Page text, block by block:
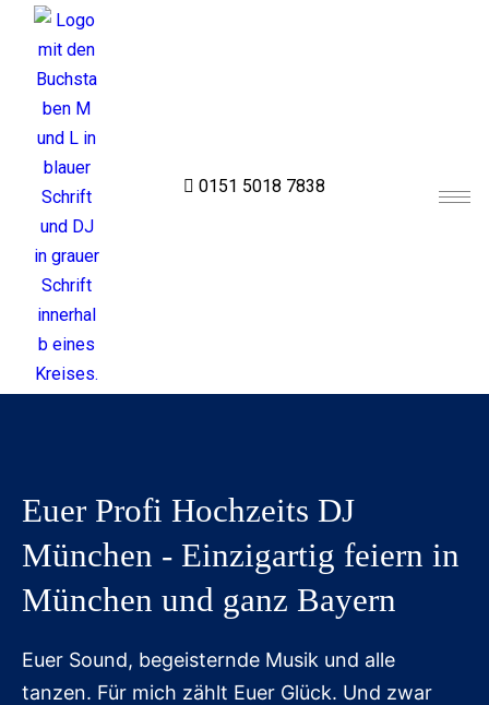
0151 5018 7838
Euer Profi Hochzeits DJ
München - Einzigartig feiern in
München und ganz Bayern
Euer Sound, begeisternde Musik und alle
tanzen. Für mich zählt Euer Glück. Und zwar